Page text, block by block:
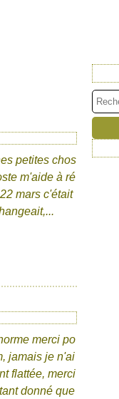
petites chos
m'aide à ré
mars c'était
merci po
jamais je n'ai
flattée, merci
donné que